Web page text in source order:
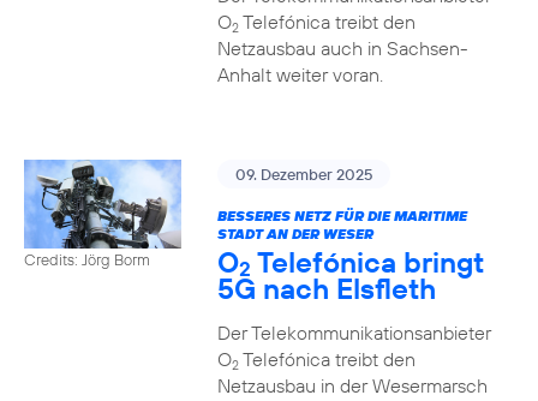
O2Telefónica treibt den
Netzausbau auch in Sachsen-
Anhalt weiter voran.
Credits: Jörg Borm
09. Dezember 2025
BESSERES NETZ FÜR DIE MARITIME
STADT AN DER WESER
O2 Telefónica bringt
5G nach Elsfleth
Der Telekommunikationsanbieter
O2Telefónica treibt den
Netzausbau in der Wesermarsch